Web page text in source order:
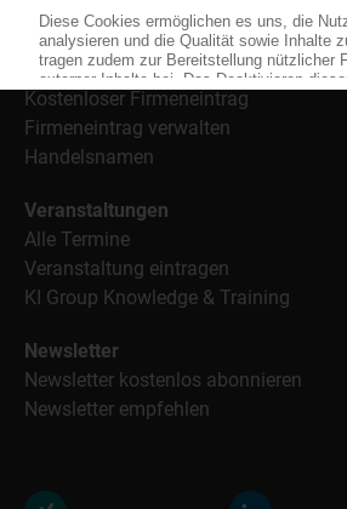
Wer-Bietet-Was?
Produktsuche
Kostenloser Firmeneintrag
Firmeneintrag verwalten
Handelsnamen
Veranstaltungen
Alle Termine
Veranstaltung eintragen
KI Group Knowledge & Training
Newsletter
Newsletter kostenlos abonnieren
Newsletter empfehlen